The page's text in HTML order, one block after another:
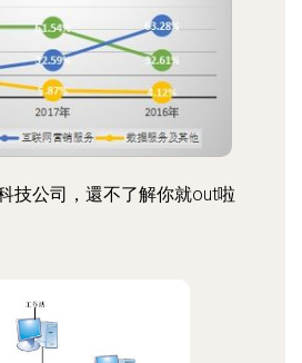
技公司，還不了解你就out啦